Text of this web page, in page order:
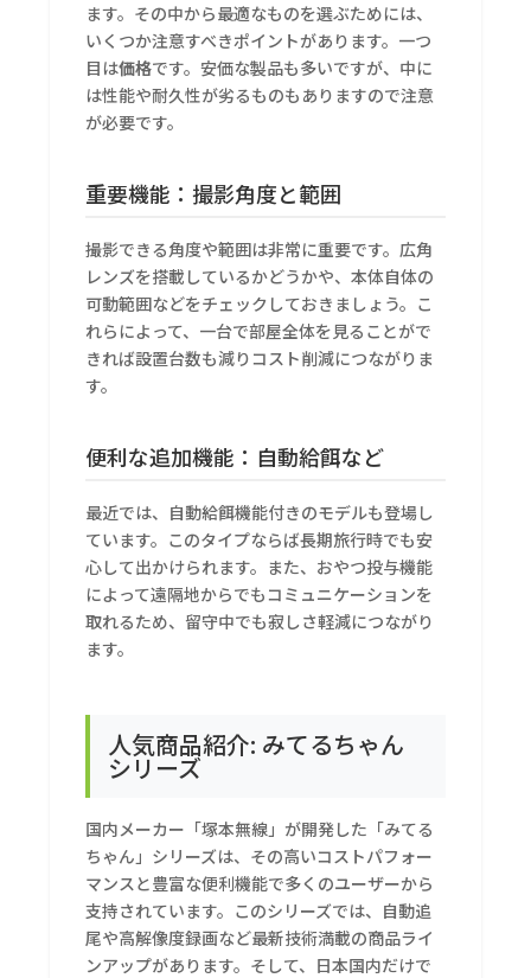
ます。その中から最適なものを選ぶためには、
いくつか注意すべきポイントがあります。一つ
目は価格です。安価な製品も多いですが、中に
は性能や耐久性が劣るものもありますので注意
が必要です。
重要機能：撮影角度と範囲
撮影できる角度や範囲は非常に重要です。広角
レンズを搭載しているかどうかや、本体自体の
可動範囲などをチェックしておきましょう。こ
れらによって、一台で部屋全体を見ることがで
きれば設置台数も減りコスト削減につながりま
す。
便利な追加機能：自動給餌など
最近では、自動給餌機能付きのモデルも登場し
ています。このタイプならば長期旅行時でも安
心して出かけられます。また、おやつ投与機能
によって遠隔地からでもコミュニケーションを
取れるため、留守中でも寂しさ軽減につながり
ます。
人気商品紹介: みてるちゃん
シリーズ
国内メーカー「塚本無線」が開発した「みてる
ちゃん」シリーズは、その高いコストパフォー
マンスと豊富な便利機能で多くのユーザーから
支持されています。このシリーズでは、自動追
尾や高解像度録画など最新技術満載の商品ライ
ンアップがあります。そして、日本国内だけで